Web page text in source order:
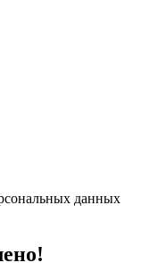
данных